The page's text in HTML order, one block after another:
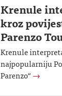
Krenule
kroz
Parenzo
Krenule
najpopularniju
Parenzo“→